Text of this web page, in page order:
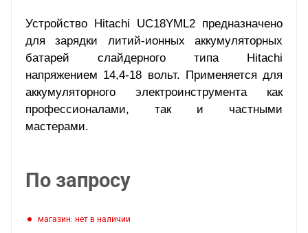
Устройство Hitachi
UC18YML2 предназначено
для зарядки литий-ионных аккумуляторных
батарей слайдерного типа Hitachi
напряжением 14,4-18 вольт. Применяется для
аккумуляторного электроинструмента как
профессионалами, так и частными
мастерами.
По запросу
Магазин: нет в наличии